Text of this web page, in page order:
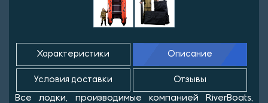
Характеристики Описание
Условия доставки Отзывы
Все лодки, производимые компанией RiverBoats,